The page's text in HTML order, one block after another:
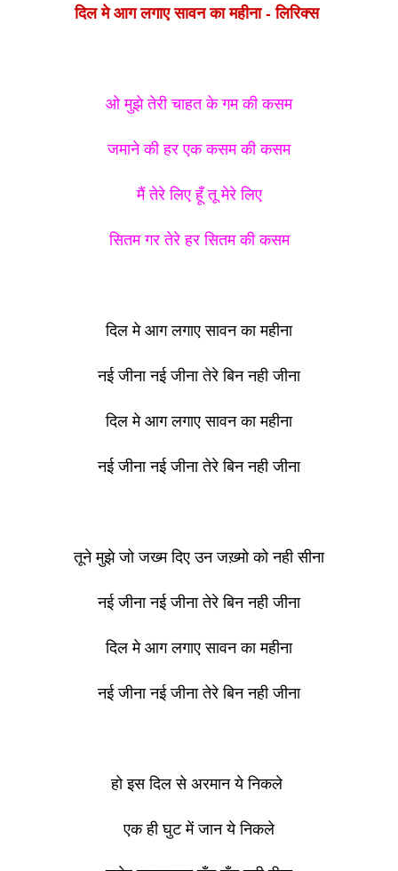
दिल मे आग लगाए सावन का महीना - लिरिक्स
ओ मुझे तेरी चाहत के गम की कसम
जमाने की हर एक कसम की कसम
मैं तेरे लिए हूँ तू मेरे लिए
सितम गर तेरे हर सितम की कसम
दिल मे आग लगाए सावन का महीना
नई जीना नई जीना तेरे बिन नही जीना
दिल मे आग लगाए सावन का महीना
नई जीना नई जीना तेरे बिन नही जीना
तूने मुझे जो जख्म दिए उन जख़्मो को नही सीना
नई जीना नई जीना तेरे बिन नही जीना
दिल मे आग लगाए सावन का महीना
नई जीना नई जीना तेरे बिन नही जीना
हो इस दिल से अरमान ये निकले
एक ही घुट में जान ये निकले